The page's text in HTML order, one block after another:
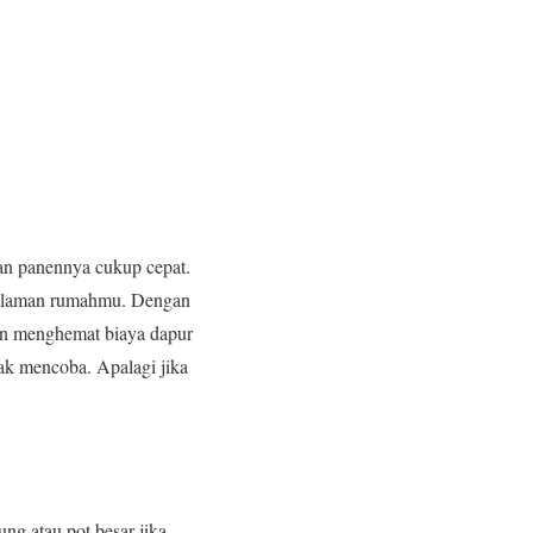
panennya cukup cepat.
rumahmu. Dengan
menghemat biaya dapur
mencoba. Apalagi jika